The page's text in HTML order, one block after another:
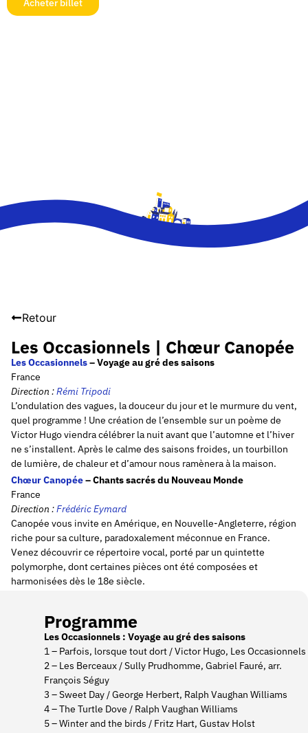
Retour
Les Occasionnels | Chœur Canopée
Les Occasionnels– Voyage au gré des saisons
France
Direction :Rémi Tripodi
L’ondulation des vagues, la douceur du jour et le murmure du vent,
quel programme ! Une création de l’ensemble sur un poème de
Victor Hugo viendra célébrer la nuit avant que l’automne et l’hiver
ne s’installent. Après le calme des saisons froides, un tourbillon
de lumière, de chaleur et d’amour nous ramènera à la maison.
Chœur Canopée– Chants sacrés du Nouveau Monde
France
Direction :FrédéricEymard
Canopée vous invite en Amérique, en Nouvelle-Angleterre, région
riche pour sa culture, paradoxalement méconnue en France.
Venez découvrir ce répertoire vocal, porté par un quintette
polymorphe, dont certaines pièces ont été composées et
harmonisées dès le 18e siècle.
Programme
Les Occasionnels : Voyage au gré des saisons
1 – Parfois, lorsque tout dort / Victor Hugo, Les Occasionnels
2 – Les Berceaux / Sully Prudhomme, Gabriel Fauré, arr.
François Séguy
3 – Sweet Day / George Herbert, Ralph Vaughan Williams
4 – The Turtle Dove / Ralph Vaughan Williams
5 – Winter and the birds / Fritz Hart, Gustav Holst